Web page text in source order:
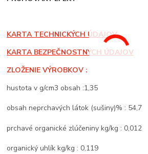
KARTA TECHNICKÝCH ÚDAJOV
KARTA BEZPEČNOSTNÝCH ÚDAJOV
ZLOŽENIE VÝROBKOV :
hustota v g/cm3 obsah :1,35
obsah neprchavých látok (sušiny)% : 54,7
prchavé organické zlúčeniny kg/kg : 0,012
organický uhlík kg/kg : 0,119